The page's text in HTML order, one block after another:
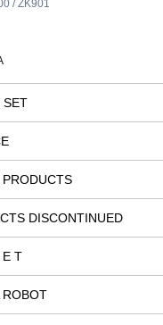
/ ZK901
SET
DISCONTINUED
E T
ROBOT